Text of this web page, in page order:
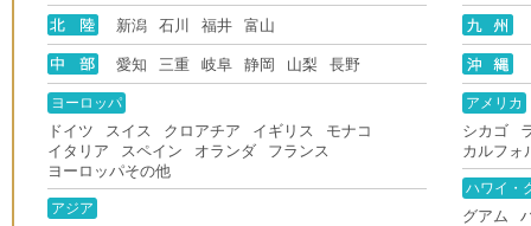
新潟 石川 福井 富山
愛知 三重 岐阜 静岡 山梨 長野
ヨーロッパ
ドイツ スイス クロアチア イギリス
モナコ
イタリア
スペイン オランダ
フランス
ヨーロッパその他
アジア
アメリカ
シカゴ
カルフォ
ハワイ・
グアム